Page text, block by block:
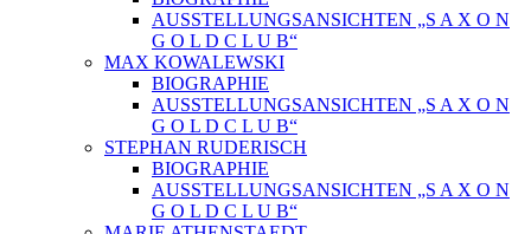
AUSSTELLUNGSANSICHTEN „S A X O N
G O L D C L U B“
MAX KOWALEWSKI
BIOGRAPHIE
AUSSTELLUNGSANSICHTEN „S A X O N
G O L D C L U B“
STEPHAN RUDERISCH
BIOGRAPHIE
AUSSTELLUNGSANSICHTEN „S A X O N
G O L D C L U B“